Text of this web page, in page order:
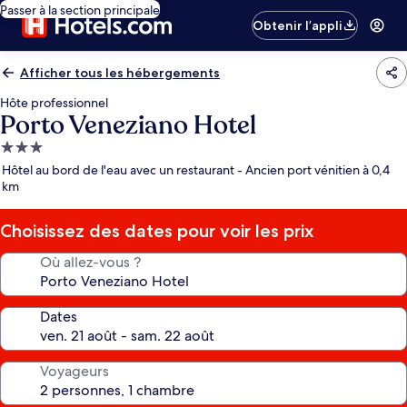
Passer à la section principale
Obtenir l’appli
Afficher tous les hébergements
Hôte professionnel
Porto Veneziano Hotel
Hébergement
3.0 étoiles
Hôtel au bord de l'eau avec un restaurant - Ancien port vénitien à 0,4
km
Choisissez des dates pour voir les prix
Où allez-vous ?
Dates
Voyageurs